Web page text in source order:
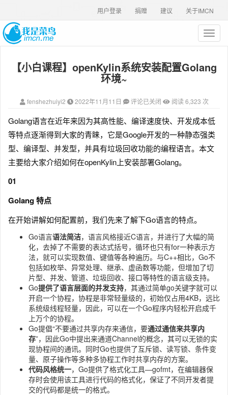
关于IMCN
建议
捐赠
用户登录
T
o
g
v
i
g
a
【小白课程】openKylin系统安装配置Golang
环境~
fenshezhuiyi2 2022年11月11日 评论已关闭 阅读 6,323 次
Golang语言在近年来因为其高性能、编译速度快、开发成本低
等特点逐渐得到大家的青睐，它是Google开发的一种静态强类
型、编译型、并发型，并具有垃圾回收功能的编程语言。本文
主要给大家介绍如何在openKylin上安装部署Golang。
01
Golang 特点
在开始讲解如何配置前，我们先来了解下Go语言的特点。
Go语言语法简洁，语言风格接近C语言，并进行了大幅的简
化，去掉了不需要的表达式括号，循环也只有for一种表示方
法，就可以实现数值、键值等各种遍历。与C++相比，Go不
包括如枚举、异常处理、继承、虚函数等功能，但增加了切
片型、并发、管道、垃圾回收、接口等特性的语言级支持。
Go提供了语言层面的并发支持，其通过简单go关键字就可以
开启一个协程，协程是非常轻量级的，初始仅占用4KB，远比
系统级线程轻量，因此，可以在一个Go程序内轻松开启成千
上万个的协程。
Go提倡“不要通过共享内存来通信，要通过通信来共享内
存”，因此Go中提出来通道Channel的概念，其可以无锁的实
现协程间的通讯。同时Go也提供了互斥锁、读写锁、条件变
量、原子操作等多种多协程工作时共享内存的方案。
代码风格统一，Go提供了格式化工具—gofmt，在编辑器保
存时会使用该工具进行代码的格式化，保证了不同开发者提
交的代码都是统一的格式。